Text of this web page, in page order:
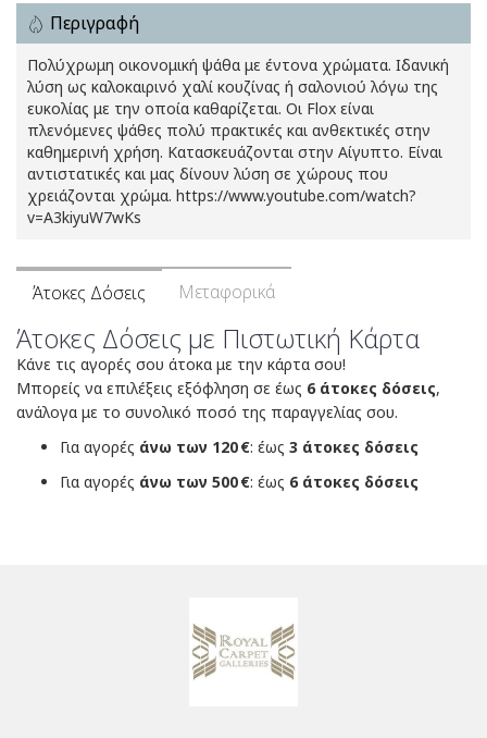
Περιγραφή
Πολύχρωμη οικονομική ψάθα με έντονα χρώματα. Ιδανική
λύση ως καλοκαιρινό χαλί κουζίνας ή σαλονιού λόγω της
ευκολίας με την οποία καθαρίζεται. Οι Flox είναι
πλενόμενες ψάθες πολύ πρακτικές και ανθεκτικές στην
καθημερινή χρήση. Κατασκευάζονται στην Αίγυπτο. Είναι
αντιστατικές και μας δίνουν λύση σε χώρους που
χρειάζονται χρώμα. https://www.youtube.com/watch?
v=A3kiyuW7wKs
Άτοκες Δόσεις Μεταφορικά
Άτοκες Δόσεις με Πιστωτική Κάρτα
Κάνε τις αγορές σου άτοκα με την κάρτα σου!
Μπορείς να επιλέξεις εξόφληση σε έως 6 άτοκες δόσεις,
ανάλογα με το συνολικό ποσό της παραγγελίας σου.
Για αγορές άνω των 120 €: έως 3 άτοκες δόσεις
Για αγορές άνω των 500 €: έως 6 άτοκες δόσεις